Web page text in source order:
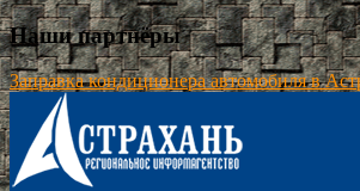
Наши партнёры
Заправка кондиционера автомобиля в